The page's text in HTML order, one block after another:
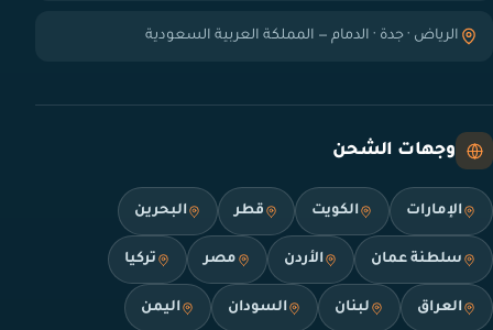
الرياض · جدة · الدمام — المملكة العربية السعودية
وجهات الشحن
الإمارات الكويت قطر البحرين
سلطنة عمان الأردن مصر تركيا
العراق لبنان السودان اليمن